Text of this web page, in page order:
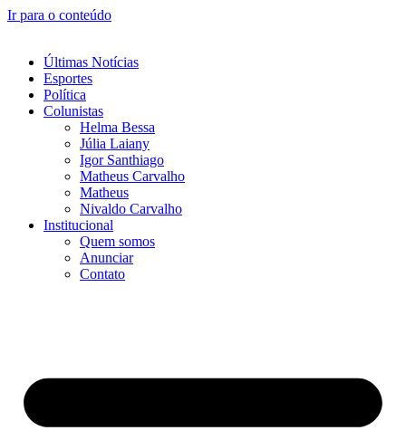
Ir para o conteúdo
Últimas Notícias
Esportes
Política
Colunistas
Helma Bessa
Júlia Laiany
Igor Santhiago
Matheus Carvalho
Matheus
Nivaldo Carvalho
Institucional
Quem somos
Anunciar
Contato